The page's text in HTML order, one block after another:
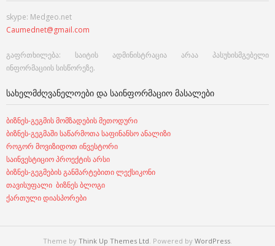
skype: Medgeo.net
Caumednet@gmail.com
გაფრთხილება: საიტის ადმინისტრაცია არაა პასუხისმგებელი
ინფორმაციის სისწორეზე.
ᲡᲐᲮᲔᲚᲛᲫᲦᲕᲐᲜᲔᲚᲝᲔᲑᲘ ᲓᲐ ᲡᲐᲘᲜᲤᲝᲠᲛᲐᲪᲘᲝ ᲛᲐᲡᲐᲚᲔᲑᲘ
ბიზნეს-გეგმის მომზადების მეთოდური
ბიზნეს-გეგმაში საწარმოთა საფინანსო ანალიზი
როგორ მოვიზიდოთ ინვესტორი
საინვესტიციო პროექტის არსი
ბიზნეს-გეგმების განმარტებითი ლექსიკონი
თავისუფალი ბიზნეს ბლოგი
ქართული დიასპორები
Theme by Think Up Themes Ltd. Powered by WordPress.